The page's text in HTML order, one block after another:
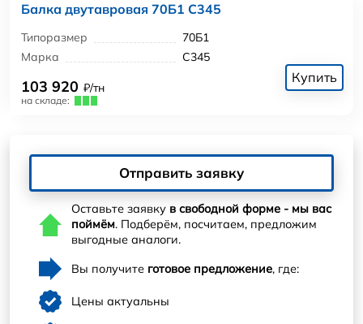
Балка двутавровая 70Б1 С345
Типоразмер
70Б1
Марка
С345
103 920 ₽/тн
на складе:
Купить
Отправить заявку
Оставьте заявку в свободной форме - мы вас
поймём. Подберём, посчитаем, предложим
выгодные аналоги.
Вы получите готовое предложение, где:
Цены актуальны